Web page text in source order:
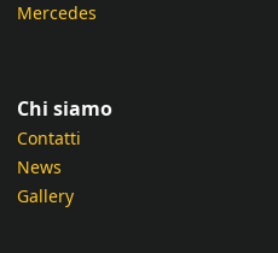
Mercedes
Chi siamo
Contatti
News
Gallery